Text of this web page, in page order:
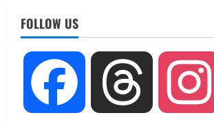
FOLLOW US
Facebook Threads
August 7, 2026
UTTARAKHAND NEWS
जिलाधिकारी/जिला निर्वाचन
सहसपुर विधानसभा क्षेत्र के